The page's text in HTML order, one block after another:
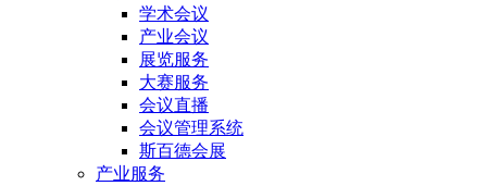
学术会议
产业会议
展览服务
大赛服务
会议直播
会议管理系统
斯百德会展
产业服务